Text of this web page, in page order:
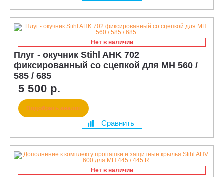
Нет в наличии
Плуг - окучник Stihl AHK 702
фиксированный со сцепкой для MH 560 /
585 / 685
5 500 р.
Подобрать аналог
Сравнить
Нет в наличии